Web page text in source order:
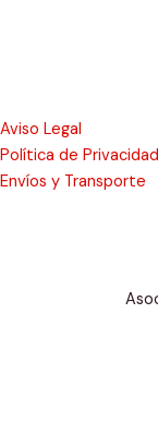
Aviso Legal
Política de Privacidad
Envíos y Transporte